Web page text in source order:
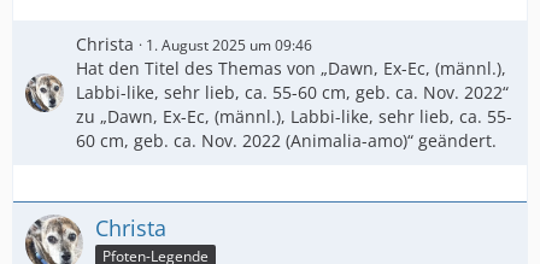
Christa 1. August 2025 um 09:46
Hat den Titel des Themas von „Dawn, Ex-Ec, (männl.),
Labbi-like, sehr lieb, ca. 55-60 cm, geb. ca. Nov. 2022“
zu „Dawn, Ex-Ec, (männl.), Labbi-like, sehr lieb, ca. 55-
60 cm, geb. ca. Nov. 2022 (Animalia-amo)“ geändert.
Christa
Pfoten-Legende